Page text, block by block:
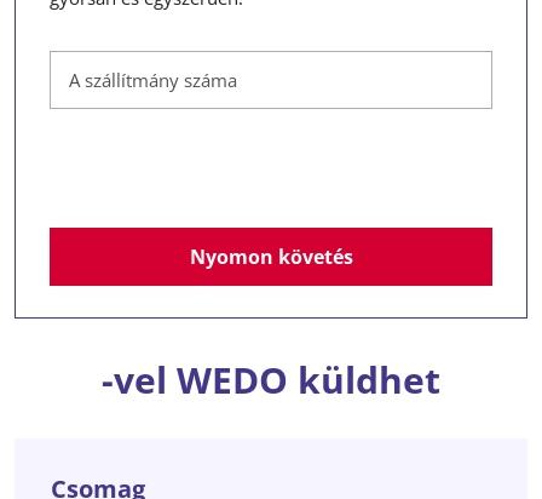
A szállítmány száma
Nyomon követés
-vel WEDO küldhet
Csomag